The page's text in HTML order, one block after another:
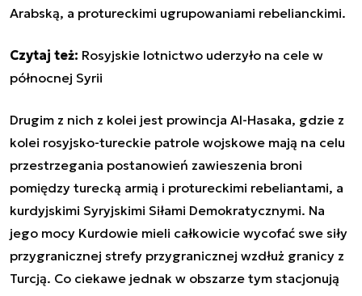
Arabską, a protureckimi ugrupowaniami rebelianckimi.
Czytaj też: Rosyjskie lotnictwo uderzyło na cele w
północnej Syrii
Drugim z nich z kolei jest prowincja Al-Hasaka, gdzie z
kolei rosyjsko-tureckie patrole wojskowe mają na celu
przestrzegania postanowień zawieszenia broni
pomiędzy turecką armią i protureckimi rebeliantami, a
kurdyjskimi Syryjskimi Siłami Demokratycznymi. Na
jego mocy Kurdowie mieli całkowicie wycofać swe siły
przygranicznej strefy przygranicznej wzdłuż granicy z
Turcją. Co ciekawe jednak w obszarze tym stacjonują